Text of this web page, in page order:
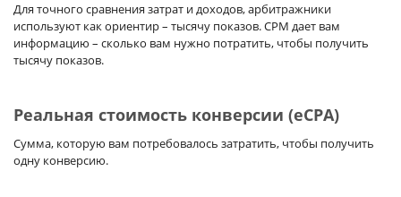
Для точного сравнения затрат и доходов, арбитражники
используют как ориентир – тысячу показов. CPM дает вам
информацию – сколько вам нужно потратить, чтобы получить
тысячу показов.
Реальная стоимость конверсии (eCPA)
Сумма, которую вам потребовалось затратить, чтобы получить
одну конверсию.